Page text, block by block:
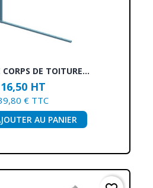
DE TOITURE...
HT
€ TTC
AU PANIER